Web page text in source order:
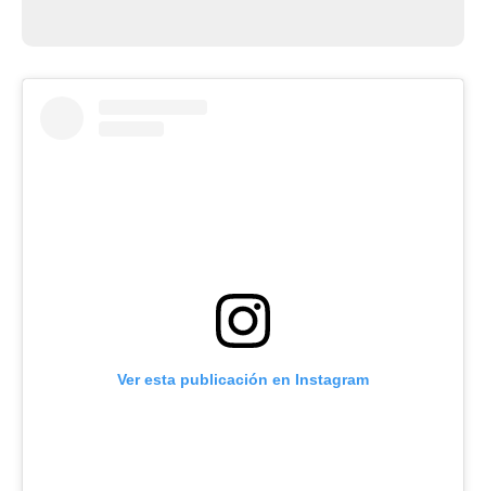
Ver esta publicación en Instagram